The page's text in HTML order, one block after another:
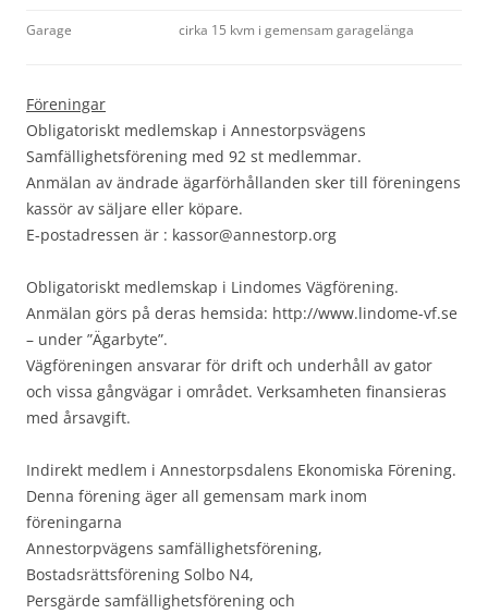
Garage cirka 15 kvm i gemensam garagelänga
Föreningar
Obligatoriskt medlemskap i Annestorpsvägens
Samfällighetsförening med 92 st medlemmar.
Anmälan av ändrade ägarförhållanden sker till föreningens
kassör av säljare eller köpare.
E-postadressen är : kassor@annestorp.org
Obligatoriskt medlemskap i Lindomes Vägförening.
Anmälan görs på deras hemsida: http://www.lindome-vf.se
– under ”Ägarbyte”.
Vägföreningen ansvarar för drift och underhåll av gator
och vissa gångvägar i området. Verksamheten finansieras
med årsavgift.
Indirekt medlem i Annestorpsdalens Ekonomiska Förening.
Denna förening äger all gemensam mark inom
föreningarna
Annestorpvägens samfällighetsförening,
Bostadsrättsförening Solbo N4,
Persgärde samfällighetsförening och